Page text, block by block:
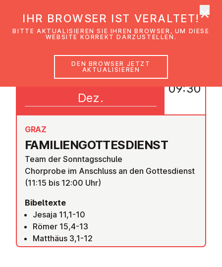
FA­MI­LI­EN­GOT­TES­DIENST
GRAZ
Team der Sonntagsschule
Chorprobe im Anschluss an den Gottesdienst
(11:15 bis 12:00 Uhr)
Bibeltexte
Jesaja 11,1-10
Römer 15,4-13
Matthäus 3,1-12
07
Dez.
09:30
IHR BROWSER IST VERALTET!
BITTE AKTUALISIEREN SIE IHREN BROWSER, UM DIESE
WEBSITE KORREKT DARZUSTELLEN.
DEN BROWSER JETZT
AKTUALISIEREN
×